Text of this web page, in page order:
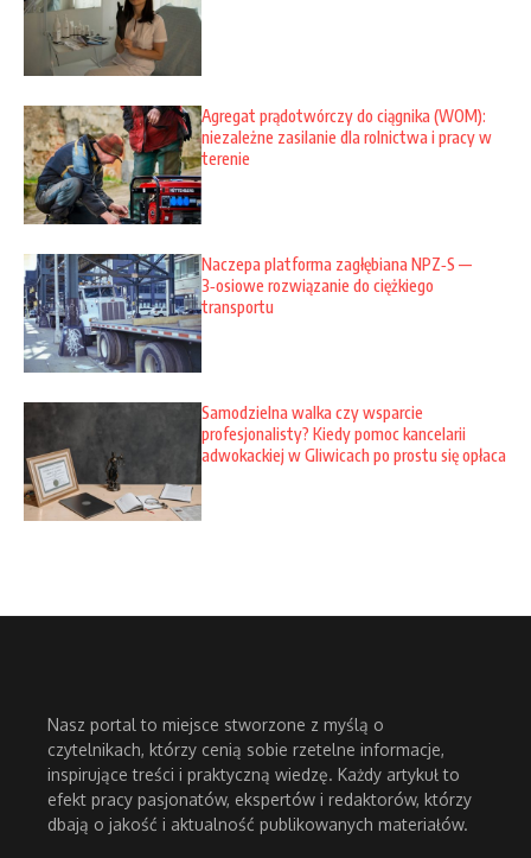
Agregat prądotwórczy do ciągnika (WOM):
niezależne zasilanie dla rolnictwa i pracy w
terenie
Naczepa platforma zagłębiana NPZ‑S —
3‑osiowe rozwiązanie do ciężkiego
transportu
Samodzielna walka czy wsparcie
profesjonalisty? Kiedy pomoc kancelarii
adwokackiej w Gliwicach po prostu się opłaca
Nasz portal to miejsce stworzone z myślą o
czytelnikach, którzy cenią sobie rzetelne informacje,
inspirujące treści i praktyczną wiedzę. Każdy artykuł to
efekt pracy pasjonatów, ekspertów i redaktorów, którzy
dbają o jakość i aktualność publikowanych materiałów.